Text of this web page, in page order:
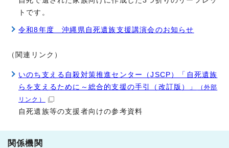
トです。
令和8年度 沖縄県自死遺族支援講演会のお知らせ
（関連リンク）
いのち支える自殺対策推進センター（JSCP）「自死遺族
らを支えるために～総合的支援の手引（改訂版）」
（外部
リンク）
自死遺族等の支援者向けの参考資料
関係機関